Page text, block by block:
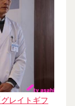
グレイトギフ